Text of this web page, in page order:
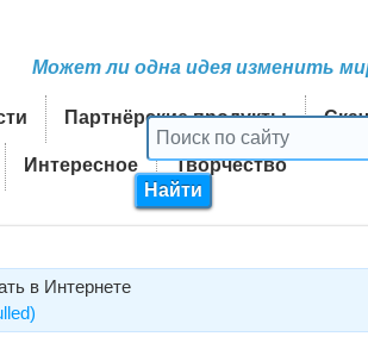
Может ли одна идея изменить
Партнёрские продукты
Интересное Творчество
в Интернете